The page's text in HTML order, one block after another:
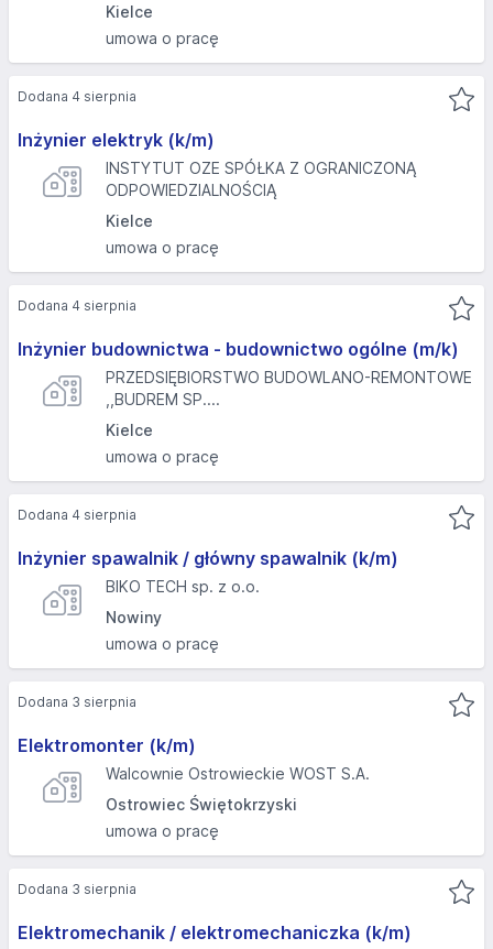
Kielce
umowa o pracę
Inżynier elektryk (k/m)
INSTYTUT OZE SPÓŁKA Z OGRANICZONĄ
ODPOWIEDZIALNOŚCIĄ
Kielce
umowa o pracę
Dodana 4 sierpnia
Inżynier budownictwa - budownictwo ogólne (m/k)
PRZEDSIĘBIORSTWO BUDOWLANO-REMONTOWE
,,BUDREM SP....
Kielce
umowa o pracę
Dodana 4 sierpnia
Inżynier spawalnik / główny spawalnik (k/m)
BIKO TECH sp. z o.o.
Nowiny
umowa o pracę
Dodana 4 sierpnia
Elektromonter (k/m)
Walcownie Ostrowieckie WOST S.A.
Ostrowiec Świętokrzyski
umowa o pracę
Dodana 3 sierpnia
Elektromechanik / elektromechaniczka (k/m)
Dodana 3 sierpnia